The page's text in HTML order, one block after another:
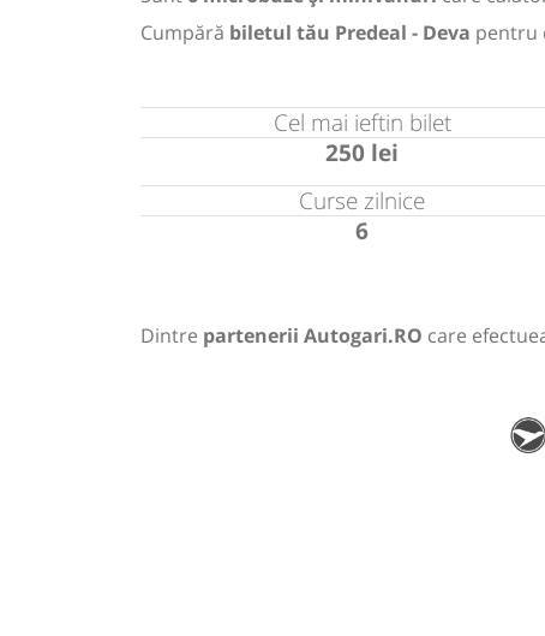
Cumpără biletul tău Predeal - Deva pentru
Cel mai ieftin bilet
250 lei
Curse zilnice
6
Dintre partenerii Autogari.RO care